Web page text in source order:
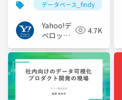
データベース_findy
Yahoo!デ
ベロッパ
ワーク
4.7K